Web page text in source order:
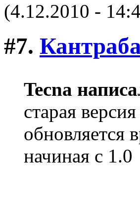
(4.12.2010 -
#7.
Tecna
старая
обновляется
начиная с 1.0